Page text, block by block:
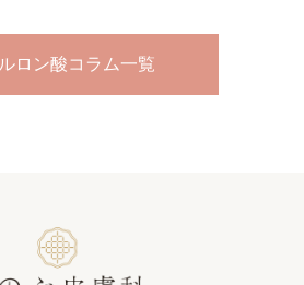
ロン酸コラム一覧